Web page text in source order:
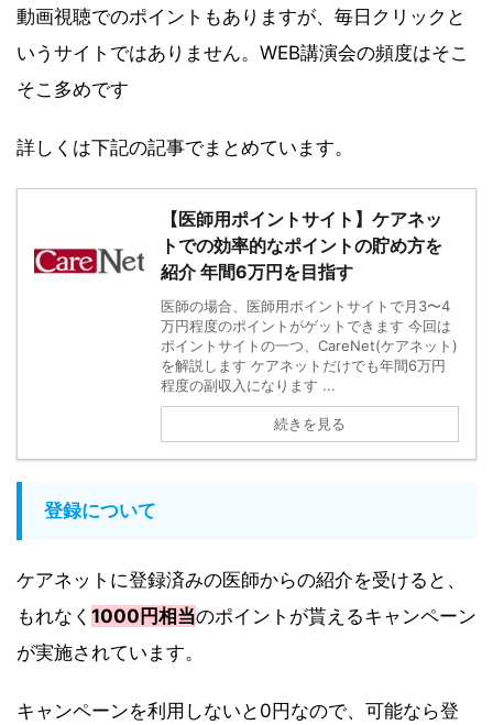
動画視聴でのポイントもありますが、毎日クリックと
いうサイトではありません。WEB講演会の頻度はそこ
そこ多めです
詳しくは下記の記事でまとめています。
【医師用ポイントサイト】ケアネッ
トでの効率的なポイントの貯め方を
紹介 年間6万円を目指す
医師の場合、医師用ポイントサイトで月3〜4
万円程度のポイントがゲットできます 今回は
ポイントサイトの一つ、CareNet(ケアネット)
を解説します ケアネットだけでも年間6万円
程度の副収入になります ...
続きを見る
登録について
ケアネットに登録済みの医師からの紹介を受けると、
もれなく 1000円相当のポイントが貰えるキャンペーン
が実施されています。
キャンペーンを利用しないと0円なので、可能なら登